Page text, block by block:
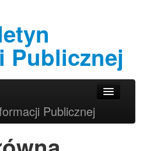
Publicznej
Publicznej